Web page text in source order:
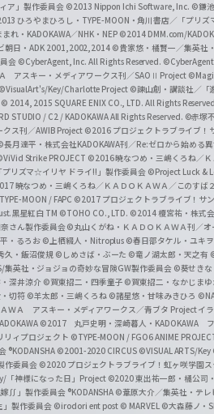
i
c
i
a
l
C
h
a
n
n
e
l
ア」製作委員会 ©2013 Nippon Ichi Software, Inc. ©鎌
ひろやまひろし・TYPE-MOON・角川書店／「プリ
れ・KADOKAWA／NHK・NEP ©2014 DMM.com/
朝日・ADK 2001,2002,2014 ©貴家悠・橘賢一／集英社
会 ©CyberAgent, Inc. All Rights Reserved.
アスキー・メディアワークス刊／SAOⅡ Project
©VisualArt's/Key/Charlotte Project ©諫山創・講談社／「
© 2014, 2015 SQUARE ENIX CO., LTD. All Rights
STUDIO / C2 / KADOKAWA All Rights Reserved. ©赤塚
ス刊／AWIB Project ©2016 プロジェクトラブライブ！
長月達平・株式会社KADOKAWA刊／Re:ゼロから始める
Strike PROJECT ©2016 暁なつめ・三嶋くろね／
リズマ☆イリヤ ドライ!!」製作委員会 ©Project Luck &
暁なつめ・三嶋くろね／ＫＡＤＯＫＡＷＡ／このすば
MOON / FAPC ©2017 プロジェクトラブライブ！サ
黒星紅白 TM ©TOHO CO., LTD. ©2014 榎宮祐・株式
さん製作委員会©丸山くがね・ＫＡＤＯＫＡＷＡ刊／
・るろお ©上栖綴人・Nitroplus ©春日部タケル・ユキヲ
久・飯沼俊規 ©しめさば・ぶーた ©竜ノ湖太郎・天之有
集英社・ジョジョの奇妙な冒険GW製作委員会 ©葵せき
深井涼介 ©賀東招二・四季童子 ©賀東招二・なかじまゆ
切符 ©羊太郎・三嶋くろね ©諸星悠・甘味みきひろ
ＷＡ アスキー・メディアワークス／青ブタ Project イ
©2017 丸戸史明・深崎暮人・KADOKAWA
リィプロジェクト ©TYPE-MOON / FGO6 ANIME
®KODANSHA ©2001-2020 CIRCUS ©VISUAL ARTS/Key
作委員会 ©2020 プロジェクトラブライブ！虹ヶ咲学園
「神様になった日」Project ©2020 東出祐一郎・橘公司
∬」製作委員会 ®KODANSHA ©葦原大介／集英社・テレ
」製作委員会 ©irodori ent post © MARVEL ©大森藤ノ・